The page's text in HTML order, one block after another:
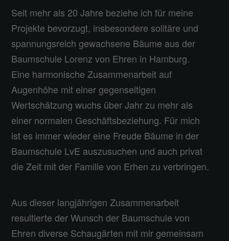
Seit mehr als 20 Jahre beziehe ich für meine
Projekte bevorzugt, insbesondere solitäre und
spannungsreich gewachsene Bäume aus der
Baumschule Lorenz von Ehren in Hamburg.
Eine harmonische Zusammenarbeit auf
Augenhöhe mit einer gegenseitigen
Wertschätzung wuchs über Jahr zu mehr als
einer normalen Geschäftsbeziehung. Für mich
ist es immer wieder eine Freude Bäume in der
Baumschule LvE auszusuchen und auch privat
die Zeit mit der Familie von Erhen zu verbringen.
Aus dieser langjährigen Zusammenarbeit
resultierte der Wunsch der Baumschule von
Ehren diverse Schaugärten mit mir gemeinsam